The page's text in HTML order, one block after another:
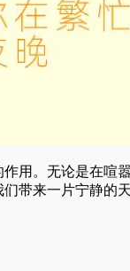
用。无论是在喧
带来一片宁静的